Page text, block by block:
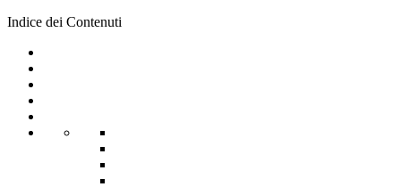
Indice dei Contenuti